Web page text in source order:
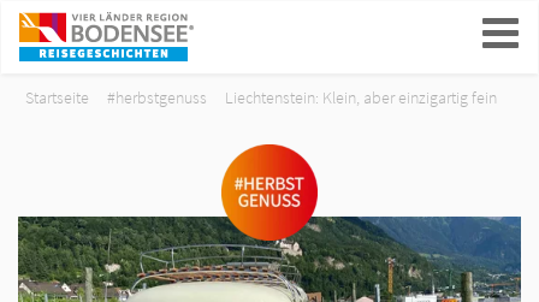
ein-/ausblenden
Startseite #herbstgenuss Liechtenstein: Klein, aber einzigartig fein